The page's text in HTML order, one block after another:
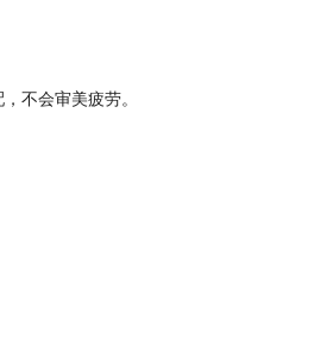
不会审美疲劳。